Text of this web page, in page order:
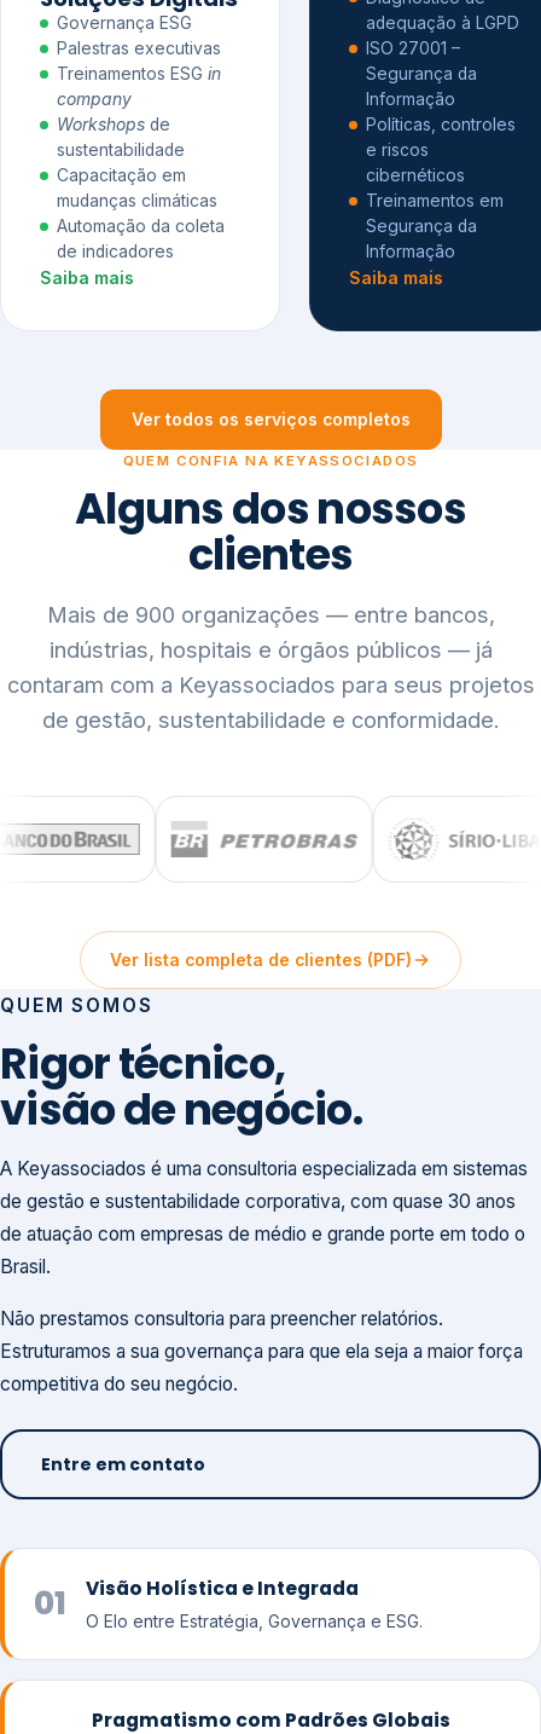
Governança ESG
Palestras executivas
Treinamentos ESG in
company
Workshops de
sustentabilidade
Capacitação em
mudanças climáticas
Automação da coleta
de indicadores
Saiba mais
adequação à LGPD
ISO 27001 –
Segurança da
Informação
Políticas, controles
e riscos
cibernéticos
Treinamentos em
Segurança da
Informação
Saiba mais
Ver todos os serviços completos
QUEM CONFIA NA KEYASSOCIADOS
Alguns dos nossos
clientes
Mais de 900 organizações — entre bancos,
indústrias, hospitais e órgãos públicos — já
contaram com a Keyassociados para seus projetos
de gestão, sustentabilidade e conformidade.
Ver lista completa de clientes (PDF)
QUEM SOMOS
Rigor técnico,
visão de negócio.
A Keyassociados é uma consultoria especializada em sistemas
de gestão e sustentabilidade corporativa, com quase 30 anos
de atuação com empresas de médio e grande porte em todo o
Brasil.
Não prestamos consultoria para preencher relatórios.
Estruturamos a sua governança para que ela seja a maior força
competitiva do seu negócio.
Entre em contato
01 Visão Holística e Integrada
O Elo entre Estratégia, Governança e ESG.
Pragmatismo com Padrões Globais